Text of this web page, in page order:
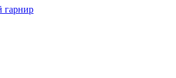
гарнир